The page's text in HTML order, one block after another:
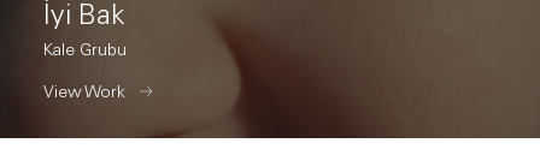
İyi Bak
Kale Grubu
View Work